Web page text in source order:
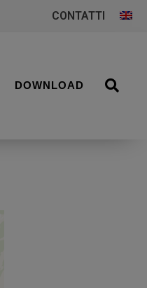
CONTATTI
DOWNLOAD